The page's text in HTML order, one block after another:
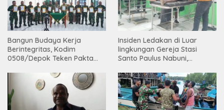
Bangun Budaya Kerja
Berintegritas, Kodim
0508/Depok Teken Pakta
Insiden Ledakan di Luar
lingkungan Gereja Stasi
Santo Paulus Nabuni,